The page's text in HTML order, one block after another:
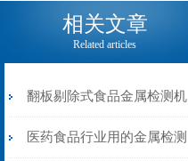
相关文章
Related articles
翻板剔除式食品金属检测机
速冻肉类金属检测器
医药食品行业用的金属检测